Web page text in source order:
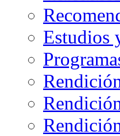
Estudios